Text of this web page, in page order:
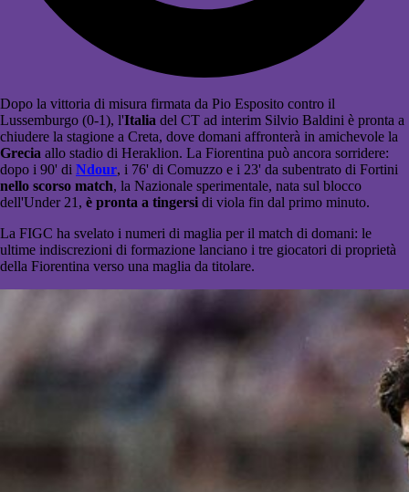
Dopo la vittoria di misura firmata da Pio Esposito contro il
Lussemburgo (0-1), l'Italia del CT ad interim Silvio Baldini è pronta a
chiudere la stagione a Creta, dove domani affronterà in amichevole la
Grecia allo stadio di Heraklion. La Fiorentina può ancora sorridere:
dopo i 90' di Ndour, i 76' di Comuzzo e i 23' da subentrato di Fortini
nello scorso match, la Nazionale sperimentale, nata sul blocco
dell'Under 21, è pronta a tingersi di viola fin dal primo minuto.
La FIGC ha svelato i numeri di maglia per il match di domani: le
ultime indiscrezioni di formazione lanciano i tre giocatori di proprietà
della Fiorentina verso una maglia da titolare.